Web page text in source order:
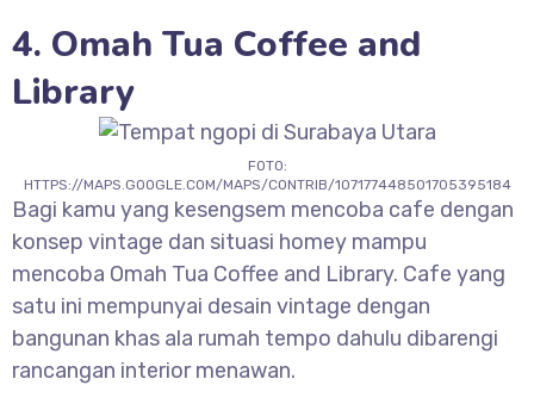
4. Omah Tua Coffee and
Library
FOTO:
HTTPS://MAPS.GOOGLE.COM/MAPS/CONTRIB/107177448501705395184
Bagi kamu yang kesengsem mencoba cafe dengan
konsep vintage dan situasi homey mampu
mencoba Omah Tua Coffee and Library. Cafe yang
satu ini mempunyai desain vintage dengan
bangunan khas ala rumah tempo dahulu dibarengi
rancangan interior menawan.